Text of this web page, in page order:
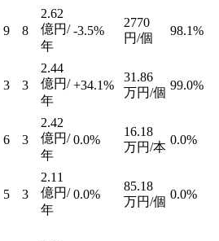
9 8
2.62
億円/
年
-3.5%
2770
円/個
98.1%
3 3
2.44
億円/
年
+34.1%
31.86
万円/個
99.0%
6 3
2.42
億円/
年
0.0%
16.18
万円/本
0.0%
5 3
2.11
億円/
年
0.0%
85.18
万円/個
0.0%